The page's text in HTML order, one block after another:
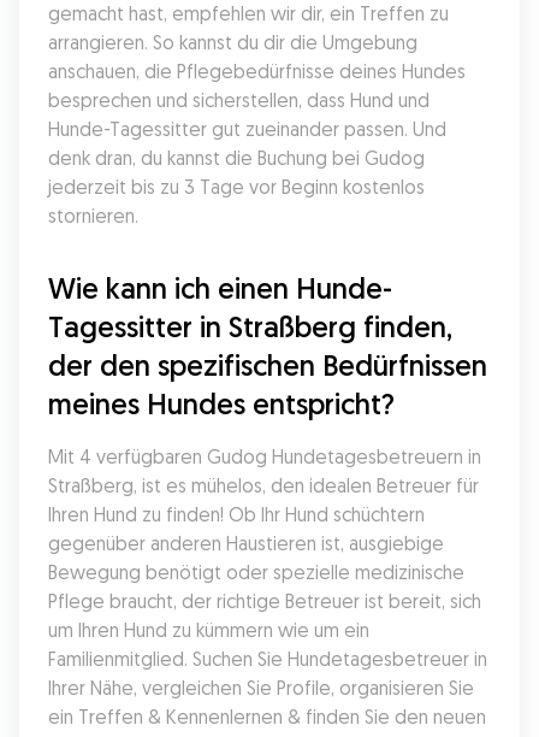
gemacht hast, empfehlen wir dir, ein Treffen zu
arrangieren. So kannst du dir die Umgebung
anschauen, die Pflegebedürfnisse deines Hundes
besprechen und sicherstellen, dass Hund und
Hunde-Tagessitter gut zueinander passen. Und
denk dran, du kannst die Buchung bei Gudog
jederzeit bis zu 3 Tage vor Beginn kostenlos
stornieren.
Wie kann ich einen Hunde-
Tagessitter in Straßberg finden,
der den spezifischen Bedürfnissen
meines Hundes entspricht?
Mit 4 verfügbaren Gudog Hundetagesbetreuern in
Straßberg, ist es mühelos, den idealen Betreuer für
Ihren Hund zu finden! Ob Ihr Hund schüchtern
gegenüber anderen Haustieren ist, ausgiebige
Bewegung benötigt oder spezielle medizinische
Pflege braucht, der richtige Betreuer ist bereit, sich
um Ihren Hund zu kümmern wie um ein
Familienmitglied. Suchen Sie Hundetagesbetreuer in
Ihrer Nähe, vergleichen Sie Profile, organisieren Sie
ein Treffen & Kennenlernen & finden Sie den neuen